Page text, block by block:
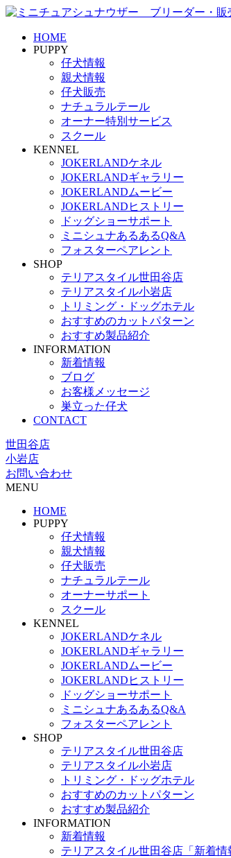
HOME
PUPPY
仔犬情報
親犬情報
仔犬販売
ナチュラルテール
オーナー特別サービス
スクール
KENNEL
JOKERLANDケネル
JOKERLANDギャラリー
JOKERLANDムービー
JOKERLANDヒストリー
ドッグショーサポート
ミニシュナあるあるQ&A
フォスターペアレント
SHOP
テリアスタイル世田谷店
テリアスタイル小岩店
トリミング・ドッグホテル
おすすめのカットパターン
おすすめ製品紹介
INFORMATION
新着情報
ブログ
お客様メッセージ
巣立った仔犬
CONTACT
世田谷店
小岩店
お問い合わせ
MENU
HOME
PUPPY
仔犬情報
親犬情報
仔犬販売
ナチュラルテール
オーナーサポート
スクール
KENNEL
JOKERLANDケネル
JOKERLANDギャラリー
JOKERLANDムービー
JOKERLANDヒストリー
ドッグショーサポート
ミニシュナあるあるQ&A
フォスターペアレント
SHOP
テリアスタイル世田谷店
テリアスタイル小岩店
トリミング・ドッグホテル
おすすめのカットパターン
おすすめ製品紹介
INFORMATION
新着情報
テリアスタイル世田谷店「新着情